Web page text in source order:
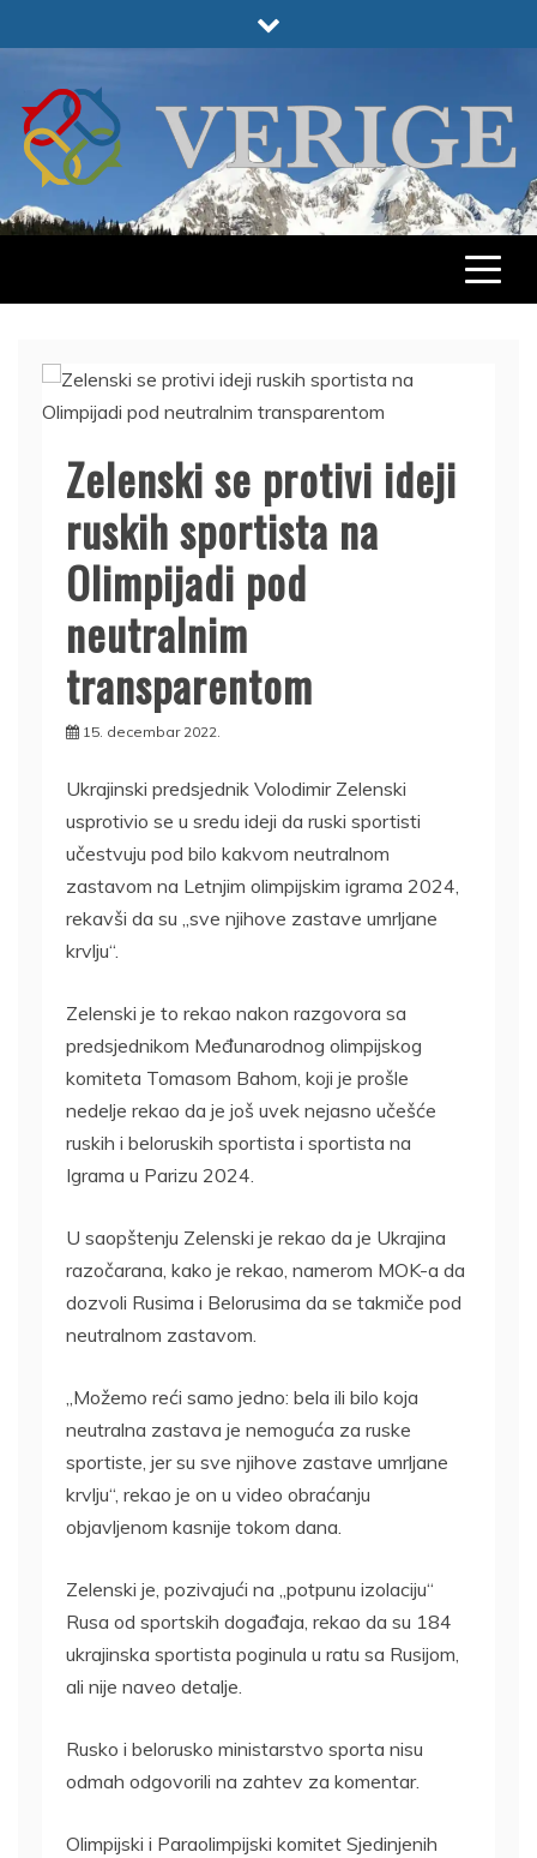
to
VERIGE
ODABRANO
Zelenski se protivi ideji
ruskih sportista na
Olimpijadi pod
neutralnim
transparentom
15. decembar 2022.
Ukrajinski predsjednik Volodimir Zelenski
usprotivio se u sredu ideji da ruski sportisti
učestvuju pod bilo kakvom neutralnom
zastavom na Letnjim olimpijskim igrama 2024,
rekavši da su „sve njihove zastave umrljane
krvlju“.
Zelenski je to rekao nakon razgovora sa
predsjednikom Međunarodnog olimpijskog
komiteta Tomasom Bahom, koji je prošle
nedelje rekao da je još uvek nejasno učešće
ruskih i beloruskih sportista i sportista na
Igrama u Parizu 2024.
U saopštenju Zelenski je rekao da je Ukrajina
razočarana, kako je rekao, namerom MOK-a da
dozvoli Rusima i Belorusima da se takmiče pod
neutralnom zastavom.
„Možemo reći samo jedno: bela ili bilo koja
neutralna zastava je nemoguća za ruske
sportiste, jer su sve njihove zastave umrljane
krvlju“, rekao je on u video obraćanju
objavljenom kasnije tokom dana.
Zelenski je, pozivajući na „potpunu izolaciju“
Rusa od sportskih događaja, rekao da su 184
ukrajinska sportista poginula u ratu sa Rusijom,
ali nije naveo detalje.
Rusko i belorusko ministarstvo sporta nisu
odmah odgovorili na zahtev za komentar.
Olimpijski i Paraolimpijski komitet Sjedinjenih